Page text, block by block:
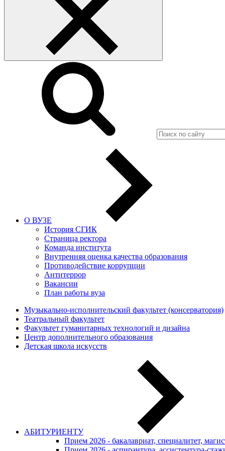
О ВУЗЕ
История СГИК
Страница ректора
Команда института
Внутренняя оценка качества образования
Противодействие коррупции
Антитеррор
Вакансии
План работы вуза
Музыкально-исполнительский факультет (консерватория)
Театральный факультет
Факультет гуманитарных технологий и дизайна
Центр дополнительного образования
Детская школа искусств
АБИТУРИЕНТУ
Прием 2026 - бакалавриат, специалитет,